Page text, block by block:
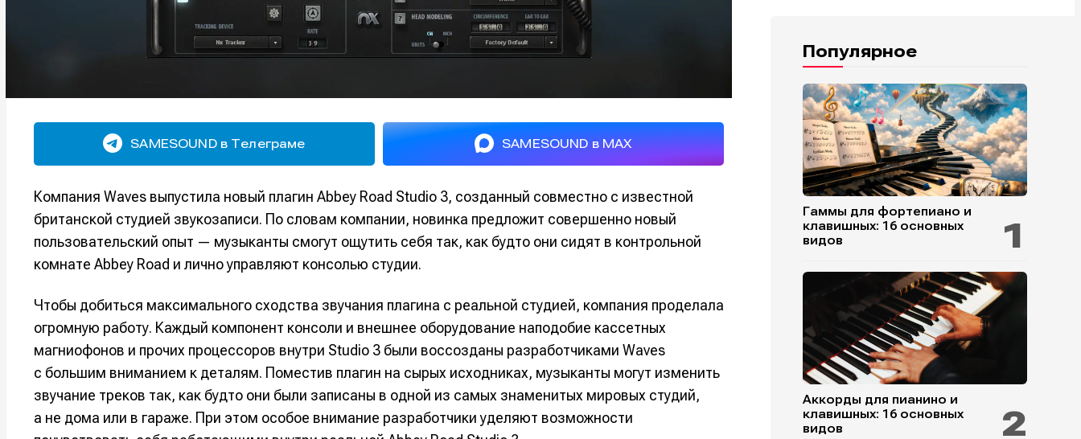
SAMESOUND в Телеграме SAMESOUND в MAX
Компания Waves выпустила новый плагин Abbey Road Studio 3, созданный совместно с известной
британской студией звукозаписи. По словам компании, новинка предложит совершенно новый
пользовательский опыт — музыканты смогут ощутить себя так, как будто они сидят в контрольной
комнате Abbey Road и лично управляют консолью студии.
Чтобы добиться максимального сходства звучания плагина с реальной студией, компания проделала
огромную работу. Каждый компонент консоли и внешнее оборудование наподобие кассетных
магниофонов и прочих процессоров внутри Studio 3 были воссозданы разработчиками Waves
с большим вниманием к деталям. Поместив плагин на сырых исходниках, музыканты могут изменить
звучание треков так, как будто они были записаны в одной из самых знаменитых мировых студий,
а не дома или в гараже. При этом особое внимание разработчики уделяют возможности
Популярное
Гаммы для фортепиано и
клавишных: 16 основных
видов
Аккорды для пианино и
клавишных: 16 основных
видов